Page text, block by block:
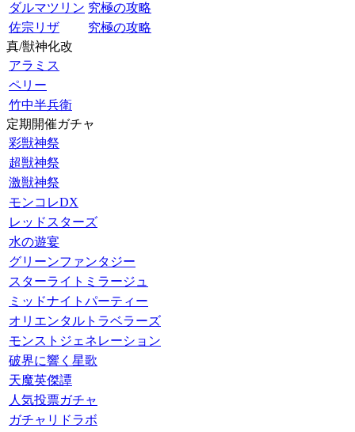
ダルマツリン 究極の攻略
佐宗リザ
究極の攻略
真/獣神化改
アラミス
ペリー
竹中半兵衛
定期開催ガチャ
彩獣神祭
超獣神祭
激獣神祭
モンコレDX
レッドスターズ
水の遊宴
グリーンファンタジー
スターライトミラージュ
ミッドナイトパーティー
オリエンタルトラベラーズ
モンストジェネレーション
破界に響く星歌
天魔英傑譚
人気投票ガチャ
ガチャリドラボ